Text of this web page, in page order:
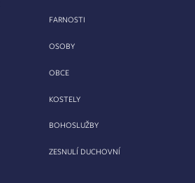
FARNOSTI
OSOBY
OBCE
KOSTELY
BOHOSLUŽBY
ZESNULÍ DUCHOVNÍ